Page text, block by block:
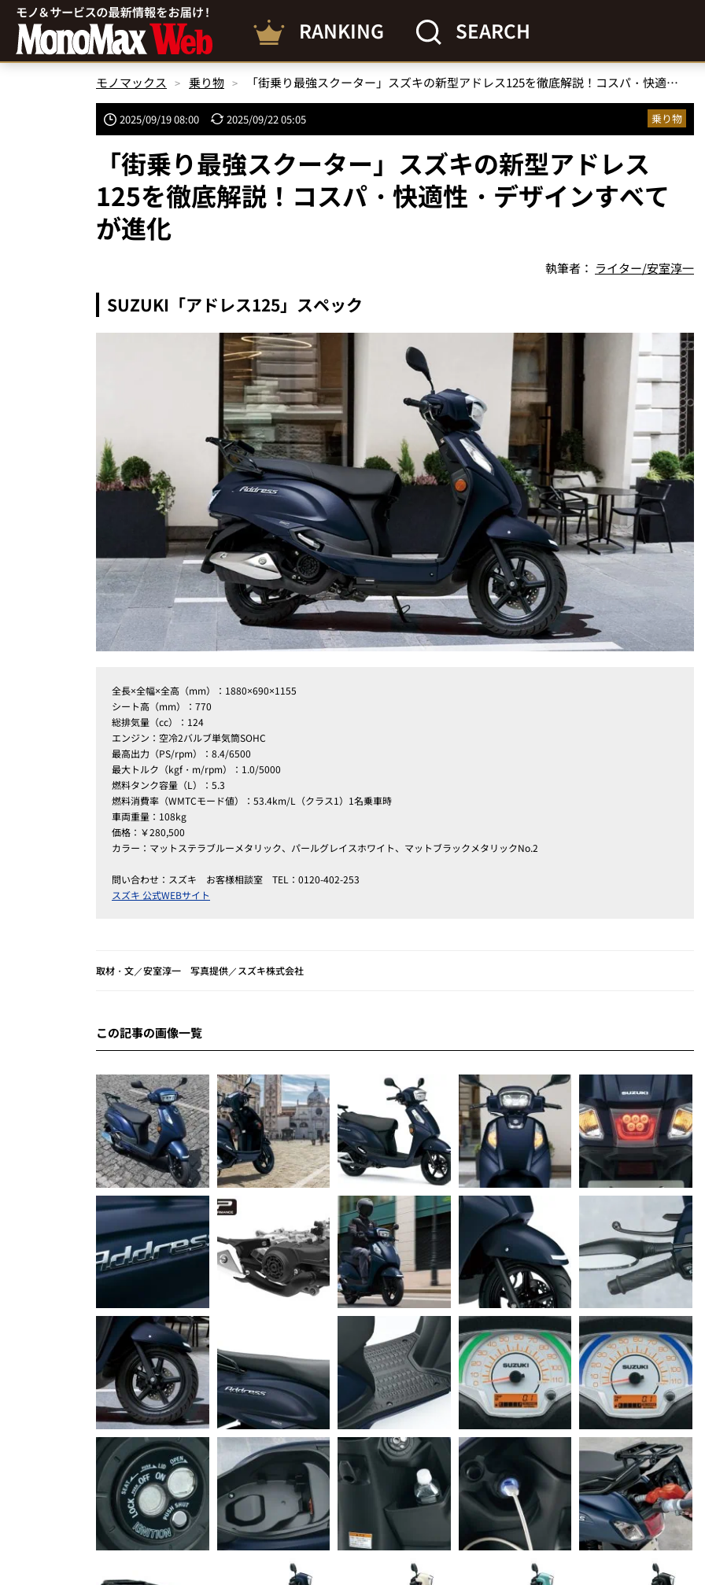
RANKING SEARCH
モノマックス 乗り物 「街乗り最強スクーター」スズキの新型アドレス125を徹底解説！コスパ・快適性・デザインすべてが進化
2025/09/19 08:00 2025/09/22 05:05 乗り物
「街乗り最強スクーター」スズキの新型アドレス
125を徹底解説！コスパ・快適性・デザインすべて
が進化
執筆者： ライター/安室淳一
SUZUKI「アドレス125」スペック
全長×全幅×全高（mm）：1880×690×1155
シート高（mm）：770
総排気量（cc）：124
エンジン：空冷2バルブ単気筒SOHC
最高出力（PS/rpm）：8.4/6500
最大トルク（kgf・m/rpm）：1.0/5000
燃料タンク容量（L）：5.3
燃料消費率（WMTCモード値）：53.4km/L（クラス1）1名乗車時
車両重量：108kg
価格：￥280,500
カラー：マットステラブルーメタリック、パールグレイスホワイト、マットブラックメタリックNo.2
問い合わせ：スズキ お客様相談室 TEL：0120-402-253
スズキ 公式WEBサイト
取材・文／安室淳一 写真提供／スズキ株式会社
この記事の画像一覧